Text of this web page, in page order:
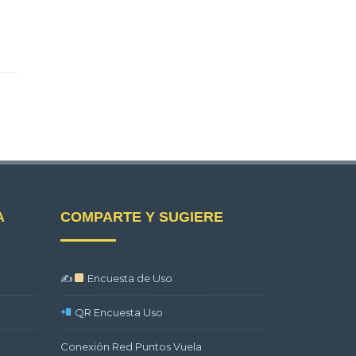
COMPARTE Y SUGIERE
✍ Encuesta de Uso
QR Encuesta Uso
Conexión Red Puntos Vuela